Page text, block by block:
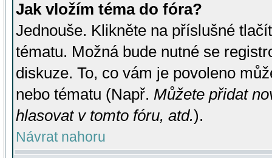
Jak vložím téma do fóra?
Jednouše. Klikněte na příslušné
tématu. Možná bude nutné se
diskuze. To, co vám je povoleno
nebo tématu (Např. Můžete přidat
hlasovat v tomto fóru, atd.).
Návrat nahoru